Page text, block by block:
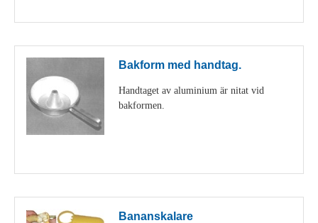
Bakform med handtag.
Handtaget av aluminium är nitat vid
bakformen.
Bananskalare